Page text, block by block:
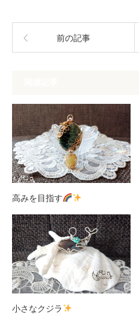
前の記事
高みを目指す
小さなクジラ